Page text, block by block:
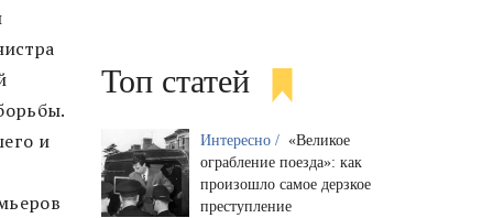
и
Топ статей
Интересно / «Великое
ограбление поезда»: как
произошло самое дерзкое
преступление